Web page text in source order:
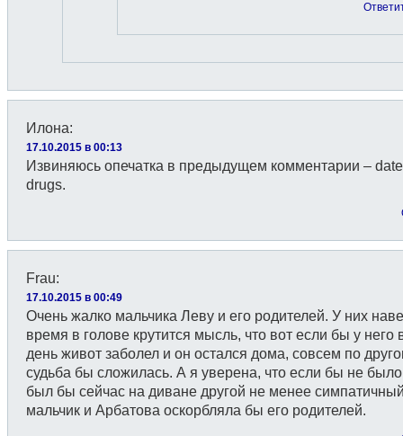
Илона:
17.10.2015 в 00:13
Извиняюсь опечатка в предыдущем комментарии –
drugs.
Frau:
17.10.2015 в 00:49
Очень жалко мальчика Леву и его родителей. У них
время в голове крутится мысль, что вот если бы у него
день живот заболел и он остался дома, совсем по
судьба бы сложилась. А я уверена, что если бы не
был бы сейчас на диване другой не менее
мальчик и Арбатова оскорбляла бы его родителей.